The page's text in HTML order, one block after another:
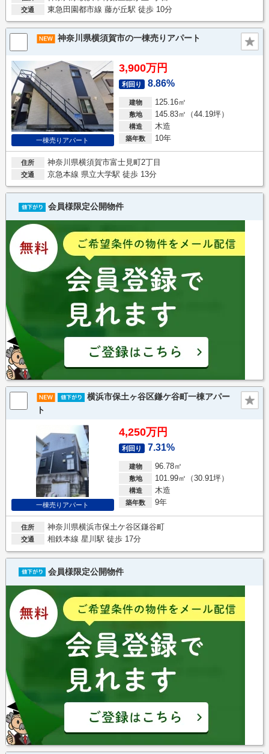
交通 東急田園都市線 藤が丘駅 徒歩 10分
神奈川県横須賀市の一棟売りアパート
一棟売りアパート
3,900万円
利回り 8.86%
建物 125.16㎡
敷地 145.83㎡（44.19坪）
構造 木造
築年数 10年
住所 神奈川県横須賀市富士見町2丁目
交通 京急本線 県立大学駅 徒歩 13分
会員様限定公開物件
横浜市保土ヶ谷区鎌ケ谷町一棟アパー
ト
一棟売りアパート
4,250万円
利回り 7.31%
建物 96.78㎡
敷地 101.99㎡（30.91坪）
構造 木造
築年数 9年
住所 神奈川県横浜市保土ケ谷区鎌谷町
交通 相鉄本線 星川駅 徒歩 17分
会員様限定公開物件